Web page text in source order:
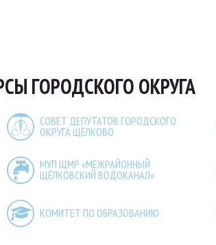
ГОРОДСКОГО ОКРУГА
СОВЕТ ДЕПУТАТОВ ГОРОДСКОГО
ОКРУГА ЩЁЛКОВО
МУП ЩМР «МЕЖРАЙОННЫЙ
ЩЁЛКОВСКИЙ ВОДОКАНАЛ»
КОМИТЕТ ПО ОБРАЗОВАНИЮ